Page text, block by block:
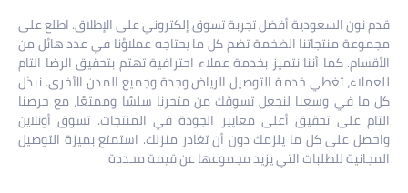
قدم نون السعودية أفضل تجربة تسوق إلكتروني على الإطلاق. اطلع على
مجموعة منتجاتنا الضخمة تضم كل ما يحتاجه عملاؤنا في عدد هائل من
الأقسام. كما أننا نتميز بخدمة عملاء احترافية تهتم بتحقيق الرضا التام
للعملاء، تغطي خدمة التوصيل الرياض وجدة وجميع المدن الأخرى. نبذل
كل ما في وسعنا لنجعل تسوقك من متجرنا سلسًا وممتعًا، مع حرصنا
التام على تحقيق أعلى معايير الجودة في المنتجات. تسوق أونلاين
واحصل على كل ما يلزمك دون أن تغادر منزلك. استمتع بميزة التوصيل
المجانية للطلبات التي يزيد مجموعها عن قيمة محددة.